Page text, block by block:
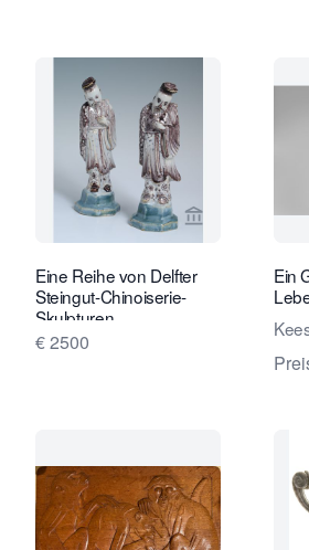
Eine Reihe von Delfter
Steingut-Chinoiserie-
Skulpturen
€ 2500
Ein